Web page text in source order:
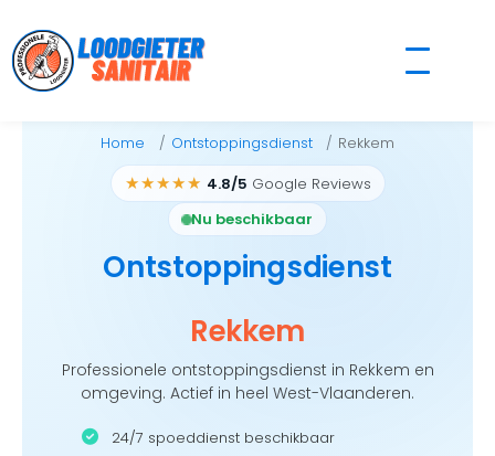
to
content
Home Ontstoppingsdienst Rekkem
★★★★★ 4.8/5 Google Reviews
Nu beschikbaar
Ontstoppingsdienst
Rekkem
Professionele ontstoppingsdienst in Rekkem en
omgeving. Actief in heel West-Vlaanderen.
24/7 spoeddienst beschikbaar